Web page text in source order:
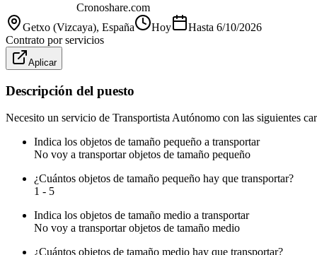
Cronoshare.com
Getxo (Vizcaya), España Hoy Hasta 6/10/2026
Contrato por servicios
Aplicar
Descripción del puesto
Necesito un servicio de Transportista Autónomo con las siguientes
Indica los objetos de tamaño pequeño a transportar
No voy a transportar objetos de tamaño pequeño
¿Cuántos objetos de tamaño pequeño hay que transportar?
1 - 5
Indica los objetos de tamaño medio a transportar
No voy a transportar objetos de tamaño medio
¿Cuántos objetos de tamaño medio hay que transportar?